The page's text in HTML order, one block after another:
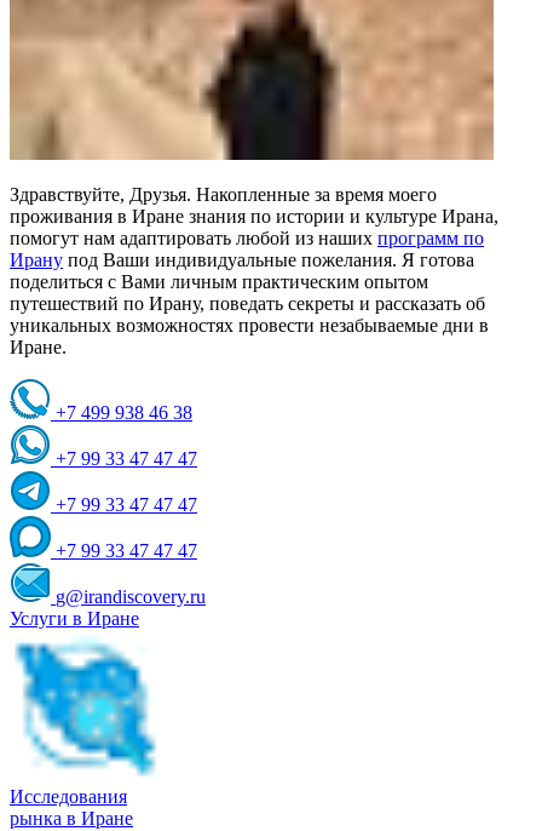
Здравствуйте, Друзья. Накопленные за время моего
проживания в Иране знания по истории и культуре Ирана,
помогут нам адаптировать любой из наших программ по
Ирану под Ваши индивидуальные пожелания. Я готова
поделиться с Вами личным практическим опытом
путешествий по Ирану, поведать секреты и рассказать об
уникальных возможностях провести незабываемые дни в
Иране.
+7 499 938 46 38
+7 99 33 47 47 47
+7 99 33 47 47 47
+7 99 33 47 47 47
g@irandiscovery.ru
Услуги в Иране
Исследования
рынка в Иране